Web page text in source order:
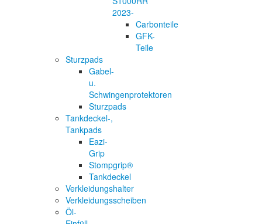
2023-
Carbonteile
GFK-
Teile
Sturzpads
Gabel-
u.
Schwingenprotektoren
Sturzpads
Tankdeckel-,
Tankpads
Eazi-
Grip
Stompgrip®
Tankdeckel
Verkleidungshalter
Verkleidungsscheiben
Öl-